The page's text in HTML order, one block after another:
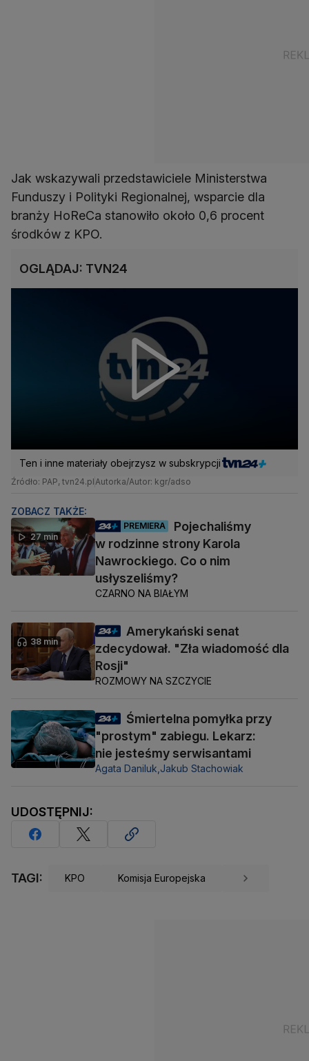
Jak wskazywali przedstawiciele Ministerstwa
Funduszy i Polityki Regionalnej, wsparcie dla
branży HoReCa stanowiło około 0,6 procent
środków z KPO.
OGLĄDAJ: TVN24
Ten i inne materiały obejrzysz w subskrypcji
Źródło: PAP, tvn24.pl Autorka/Autor: kgr/adso
ZOBACZ TAKŻE:
27 min
PREMIERA
Pojechaliśmy
w rodzinne strony Karola
Nawrockiego. Co o nim
usłyszeliśmy?
CZARNO NA BIAŁYM
38 min
Amerykański senat
zdecydował. "Zła wiadomość dla
Rosji"
ROZMOWY NA SZCZYCIE
Śmiertelna pomyłka przy
"prostym" zabiegu. Lekarz:
nie jesteśmy serwisantami
Agata Daniluk, Jakub Stachowiak
UDOSTĘPNIJ:
TAGI: KPO Komisja Europejska